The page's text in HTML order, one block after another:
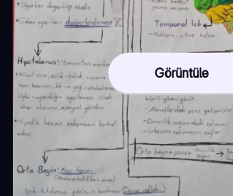
Görüntüle